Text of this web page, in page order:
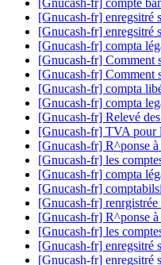
[Gnucash-fr] compte
[Gnucash-fr] enregsitré
[Gnucash-fr] enregsitré
[Gnucash-fr] compta
[Gnucash-fr] Comment
[Gnucash-fr] Comment
[Gnucash-fr] compta
[Gnucash-fr] compta
[Gnucash-fr] Relevé
[Gnucash-fr] TVA pour
[Gnucash-fr] R^ponse
[Gnucash-fr] les
[Gnucash-fr] compta
[Gnucash-fr]
[Gnucash-fr] renrgistrée
[Gnucash-fr] R^ponse
[Gnucash-fr] les
[Gnucash-fr] enregsitré
[Gnucash-fr] enregsitré